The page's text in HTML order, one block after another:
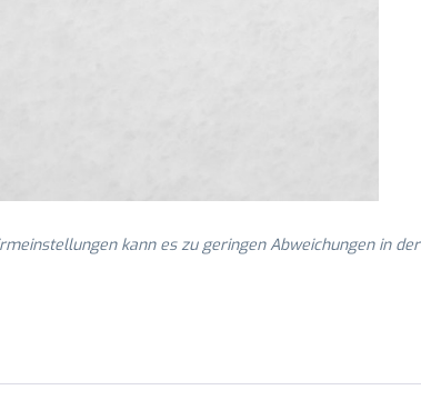
kann es zu geringen Abweichungen in der